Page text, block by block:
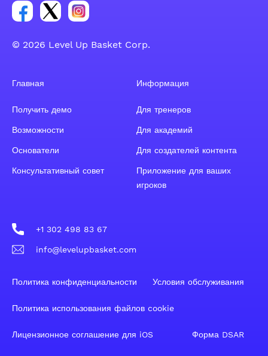
Ссылка на группу Facebook
Ссылка на группу Tweeter
Ссылка на группу Instagram
© 2026 Level Up Basket Corp.
Главная
Получить демо
Возможности
Основатели
Консультативный совет
Информация
Для тренеров
Для академий
Для создателей контента
Приложение для ваших
игроков
+1 302 498 83 67
info@levelupbasket.com
Политика конфиденциальности Условия обслуживания
Политика использования файлов cookie
Лицензионное соглашение для iOS Форма DSAR